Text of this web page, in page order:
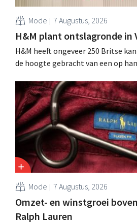
Mode 7 Augustus, 2026
H&M plant ontslagronde in
H&M heeft ongeveer 250 Britse
de hoogte gebracht van een op
sanering volgt op eerdere
en Spanje waarbij al honderden
Mode 7 Augustus, 2026
Omzet- en winstgroei
Ralph Lauren